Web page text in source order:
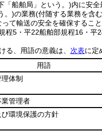
「船舶局」という。)内に安
。)の業務(付随する業務を含
て輸送の安全を確保すること
程5・平22船舶部規程16・平
る、用語の意義は、 次表に定
用語
体制
管理者
環境保護の方針